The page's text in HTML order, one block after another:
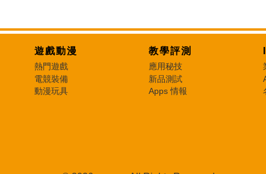
遊戲動漫
熱門遊戲
電競裝備
動漫玩具
教學評測
應用秘技
新品測試
Apps 情報